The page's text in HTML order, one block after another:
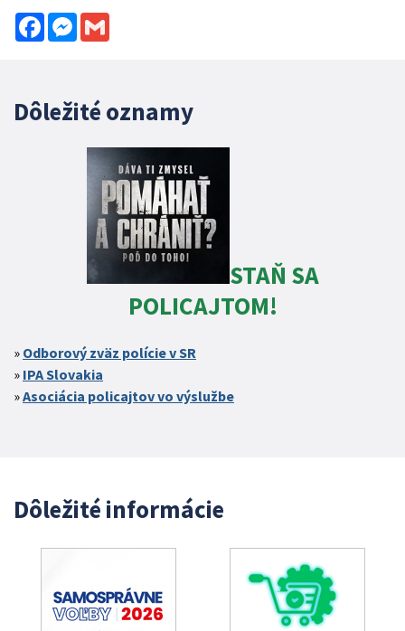
FacebookMessenger
Dôležité oznamy
STAŇ SA
POLICAJTOM!
Odborový zväz polície v SR
IPA Slovakia
Asociácia policajtov vo výslužbe
Dôležité informácie